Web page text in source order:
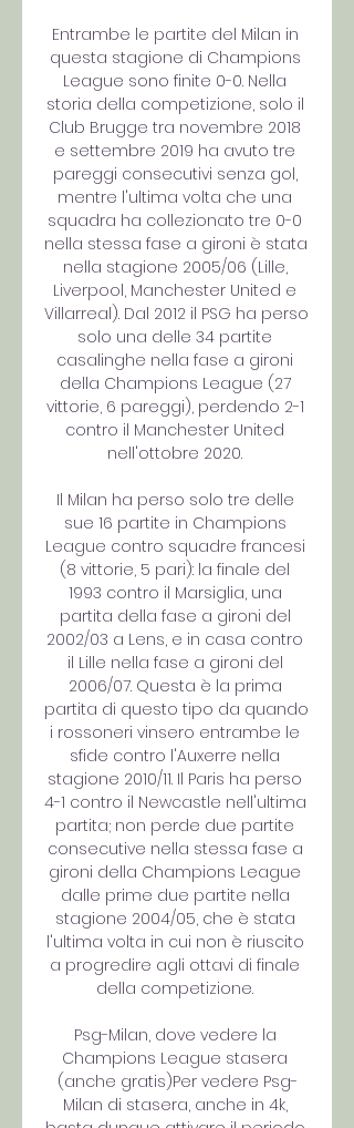
Entrambe le partite del Milan in
questa stagione di Champions
League sono finite 0-0. Nella
storia della competizione, solo il
Club Brugge tra novembre 2018
e settembre 2019 ha avuto tre
pareggi consecutivi senza gol,
mentre l'ultima volta che una
squadra ha collezionato tre 0-0
nella stessa fase a gironi è stata
nella stagione 2005/06 (Lille,
Liverpool, Manchester United e
Villarreal). Dal 2012 il PSG ha perso
solo una delle 34 partite
casalinghe nella fase a gironi
della Champions League (27
vittorie, 6 pareggi), perdendo 2-1
contro il Manchester United
nell'ottobre 2020.
Il Milan ha perso solo tre delle
sue 16 partite in Champions
League contro squadre francesi
(8 vittorie, 5 pari): la finale del
1993 contro il Marsiglia, una
partita della fase a gironi del
2002/03 a Lens, e in casa contro
il Lille nella fase a gironi del
2006/07. Questa è la prima
partita di questo tipo da quando
i rossoneri vinsero entrambe le
sfide contro l'Auxerre nella
stagione 2010/11. Il Paris ha perso
4-1 contro il Newcastle nell'ultima
partita; non perde due partite
consecutive nella stessa fase a
gironi della Champions League
dalle prime due partite nella
stagione 2004/05, che è stata
l'ultima volta in cui non è riuscito
a progredire agli ottavi di finale
della competizione.
Psg-Milan, dove vedere la
Champions League stasera
(anche gratis)Per vedere Psg-
Milan di stasera, anche in 4k,